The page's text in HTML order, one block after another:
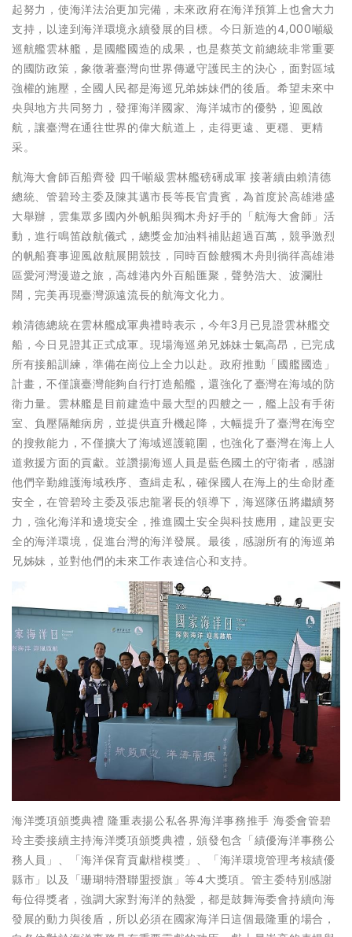
起努力，使海洋法治更加完備，未來政府在海洋預算上也會大力
支持，以達到海洋環境永續發展的目標。今日新造的4,000噸級
巡航艦雲林艦，是國艦國造的成果，也是蔡英文前總統非常重要
的國防政策，象徵著臺灣向世界傳遞守護民主的決心，面對區域
強權的施壓，全國人民都是海巡兄弟姊妹們的後盾。希望未來中
央與地方共同努力，發揮海洋國家、海洋城市的優勢，迎風啟
航，讓臺灣在通往世界的偉大航道上，走得更遠、更穩、更精
采。
航海大會師百船齊發 四千噸級雲林艦磅礡成軍 接著續由賴清德
總統、管碧玲主委及陳其邁市長等長官貴賓，為首度於高雄港盛
大舉辦，雲集眾多國內外帆船與獨木舟好手的「航海大會師」活
動，進行鳴笛啟航儀式，總獎金加油料補貼超過百萬，競爭激烈
的帆船賽事迎風啟航展開競技，同時百餘艘獨木舟則徜徉高雄港
區愛河灣漫遊之旅，高雄港內外百船匯聚，聲勢浩大、波瀾壯
闊，完美再現臺灣源遠流長的航海文化力。
賴清德總統在雲林艦成軍典禮時表示，今年3月已見證雲林艦交
船，今日見證其正式成軍。現場海巡弟兄姊妹士氣高昂，已完成
所有接船訓練，準備在崗位上全力以赴。政府推動「國艦國造」
計畫，不僅讓臺灣能夠自行打造船艦，還強化了臺灣在海域的防
衛力量。雲林艦是目前建造中最大型的四艘之一，艦上設有手術
室、負壓隔離病房，並提供直升機起降，大幅提升了臺灣在海空
的搜救能力，不僅擴大了海域巡護範圍，也強化了臺灣在海上人
道救援方面的貢獻。並讚揚海巡人員是藍色國土的守衛者，感謝
他們辛勤維護海域秩序、查緝走私，確保國人在海上的生命財產
安全，在管碧玲主委及張忠龍署長的領導下，海巡隊伍將繼續努
力，強化海洋和邊境安全，推進國土安全與科技應用，建設更安
全的海洋環境，促進台灣的海洋發展。最後，感謝所有的海巡弟
兄姊妹，並對他們的未來工作表達信心和支持。
海洋獎項頒獎典禮 隆重表揚公私各界海洋事務推手 海委會管碧
玲主委接續主持海洋獎項頒獎典禮，頒發包含「績優海洋事務公
務人員」、「海洋保育貢獻楷模獎」、「海洋環境管理考核績優
縣市」以及「珊瑚特潛聯盟授旗」等4大獎項。管主委特別感謝
每位得獎者，強調大家對海洋的熱愛，都是鼓舞海委會持續向海
發展的動力與後盾，所以必須在國家海洋日這個最隆重的場合，